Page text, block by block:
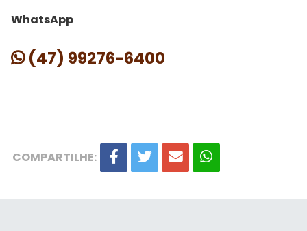
WhatsApp
(47) 99276-6400
COMPARTILHE: